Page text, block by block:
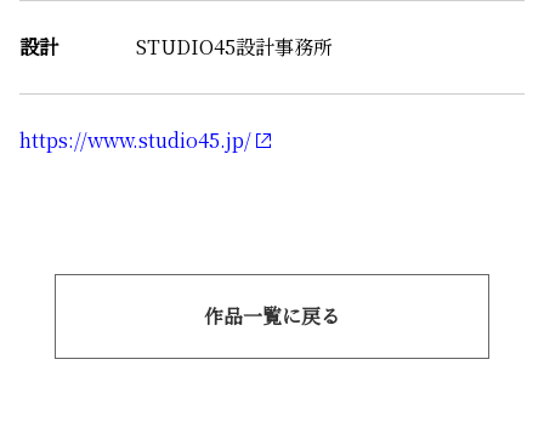
設計 STUDIO45設計事務所
https://www.studio45.jp/
作品一覧に戻る